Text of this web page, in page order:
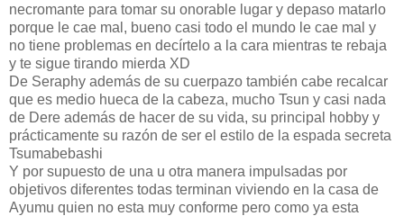
necromante para tomar su onorable lugar y depaso matarlo
porque le cae mal, bueno casi todo el mundo le cae mal y
no tiene problemas en decírtelo a la cara mientras te rebaja
y te sigue tirando mierda XD
De Seraphy además de su cuerpazo también cabe recalcar
que es medio hueca de la cabeza, mucho Tsun y casi nada
de Dere además de hacer de su vida, su principal hobby y
prácticamente su razón de ser el estilo de la espada secreta
Tsumabebashi
Y por supuesto de una u otra manera impulsadas por
objetivos diferentes todas terminan viviendo en la casa de
Ayumu quien no esta muy conforme pero como ya esta